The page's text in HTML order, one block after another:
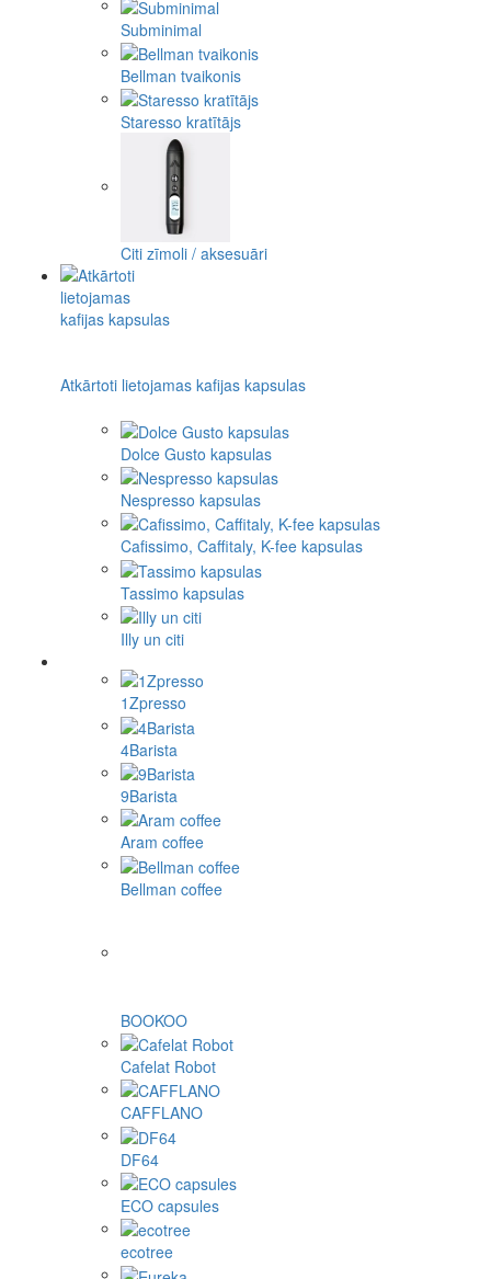
Subminimal
Bellman tvaikonis
Staresso kratītājs
Citi zīmoli / aksesuāri
Atkārtoti lietojamas kafijas kapsulas
Nespresso kapsulas
Cafissimo, Caffitaly, K-fee kapsulas
Tassimo kapsulas
Illy un citi
1Zpresso